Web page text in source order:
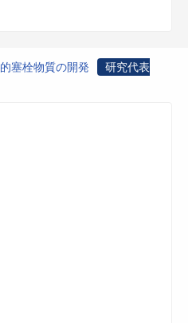
塞栓物質の開発
研究代表